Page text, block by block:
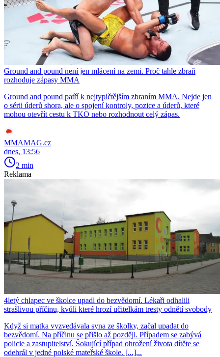
Ground and pound není jen mlácení na zemi. Proč tahle zbraň
rozhoduje zápasy MMA
Ground and pound patří k nejtypičtějším zbraním MMA. Nejde jen
o sérii úderů shora, ale o spojení kontroly, pozice a úderů, které
mohou otevřít cestu k TKO nebo rozhodnout celý zápas.
MMAMAG.cz
dnes, 13:56
2 min
Reklama
4letý chlapec ve školce upadl do bezvědomí. Lékaři odhalili
strašlivou příčinu, kvůli které hrozí učitelkám tresty odnětí svobody
Když si matka vyzvedávala syna ze školky, začal upadat do
bezvědomí. Na příčinu se přišlo až později. Případem se zabývá
policie a zastupitelství. Šokující případ ohrožení života dítěte se
odehrál v jedné polské mateřské škole. [...]...